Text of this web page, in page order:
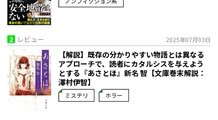
2 レビュー 2025年07月03日
【解説】既存の分かりやすい物語とは異なる
アプローチで、読者にカタルシスを与えよう
とする――『あさとほ』新名 智【文庫巻末解説：
澤村伊智】
ミステリ ホラー